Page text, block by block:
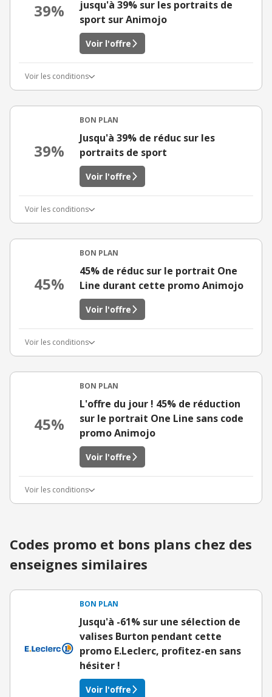
39%
jusqu'à 39% sur les portraits de
sport sur Animojo
Voir l'offre
Voir les conditions
39%
BON PLAN
Jusqu'à 39% de réduc sur les
portraits de sport
Voir l'offre
Voir les conditions
45%
BON PLAN
45% de réduc sur le portrait One
Line durant cette promo Animojo
Voir l'offre
Voir les conditions
45%
BON PLAN
L'offre du jour ! 45% de réduction
sur le portrait One Line sans code
promo Animojo
Voir l'offre
Voir les conditions
Codes promo et bons plans chez des
enseignes similaires
BON PLAN
Jusqu'à -61% sur une sélection de
valises Burton pendant cette
promo E.Leclerc, profitez-en sans
hésiter !
Voir l'offre